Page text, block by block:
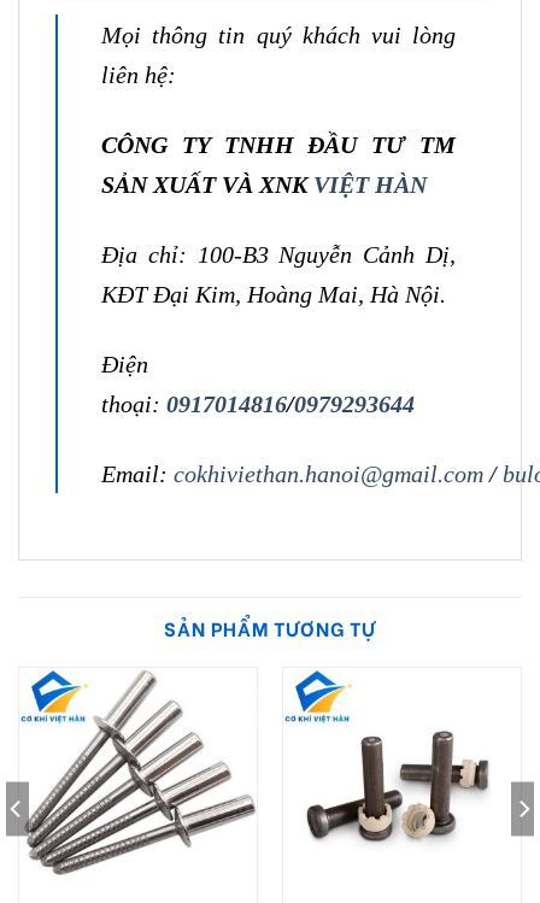
Mọi thông tin quý khách vui lòng
liên hệ:
CÔNG TY TNHH ĐẦU TƯ TM
SẢN XUẤT VÀ XNKVIỆT HÀN
Địa chỉ: 100-B3 Nguyễn Cảnh Dị,
KĐT Đại Kim, Hoàng Mai, Hà Nội.
Điện
thoại: 0917014816/0979293644
Email: cokhiviethan.hanoi@gmail.com/
SẢN PHẨM TƯƠNG TỰ